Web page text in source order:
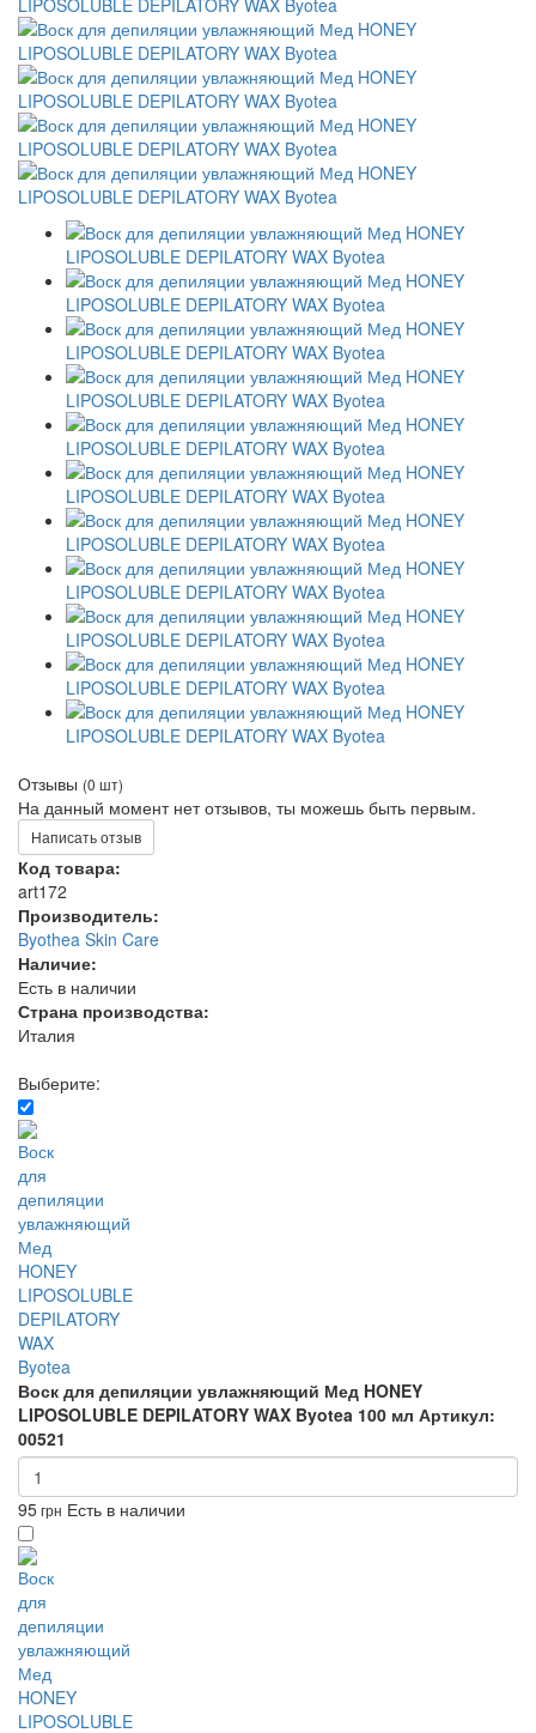
Отзывы (0 шт)
На данный момент нет отзывов, ты можешь быть первым.
Написать отзыв
Код товара:
art172
Производитель:
Byothea Skin Care
Наличие:
Есть в наличии
Страна производства:
Италия
Выберите:
Воск для депиляции увлажняющий Мед HONEY
LIPOSOLUBLE DEPILATORY WAX Byotea 100 мл Артикул:
00521
95грн Есть в наличии